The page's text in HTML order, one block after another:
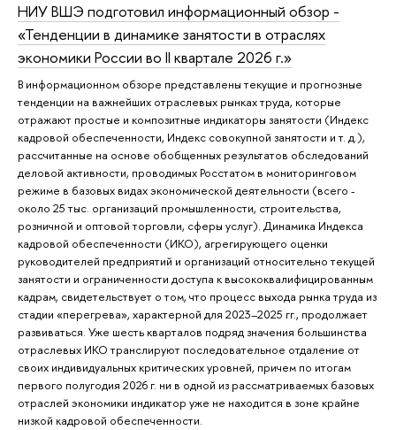
НИУ ВШЭ подготовил информационный обзор -
«Тенденции в динамике занятости в отраслях
экономики России во II квартале 2026 г.»
В информационном обзоре представлены текущие и прогнозные
тенденции на важнейших отраслевых рынках труда, которые
отражают простые и композитные индикаторы занятости (Индекс
кадровой обеспеченности, Индекс совокупной занятости и т. д.),
рассчитанные на основе обобщенных результатов обследований
деловой активности, проводимых Росстатом в мониторинговом
режиме в базовых видах экономической деятельности (всего -
около 25 тыс. организаций промышленности, строительства,
розничной и оптовой торговли, сферы услуг). Динамика Индекса
кадровой обеспеченности (ИКО), агрегирующего оценки
руководителей предприятий и организаций относительно текущей
занятости и ограниченности доступа к высококвалифицированным
кадрам, свидетельствует о том, что процесс выхода рынка труда из
стадии «перегрева», характерной для 2023–2025 гг., продолжает
развиваться. Уже шесть кварталов подряд значения большинства
отраслевых ИКО транслируют последовательное отдаление от
своих индивидуальных критических уровней, причем по итогам
первого полугодия 2026 г. ни в одной из рассматриваемых базовых
отраслей экономики индикатор уже не находится в зоне крайне
низкой кадровой обеспеченности.